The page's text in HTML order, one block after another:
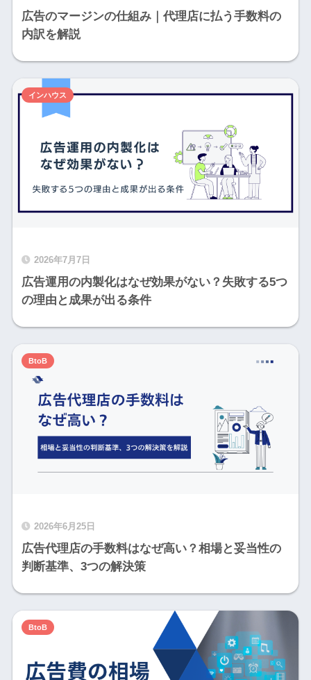
広告のマージンの仕組み｜代理店に払う手数料の
内訳を解説
2026年7月7日
広告運用の内製化はなぜ効果がない？失敗する5つ
の理由と成果が出る条件
インハウス
2026年6月25日
広告代理店の手数料はなぜ高い？相場と妥当性の
判断基準、3つの解決策
BtoB
BtoB